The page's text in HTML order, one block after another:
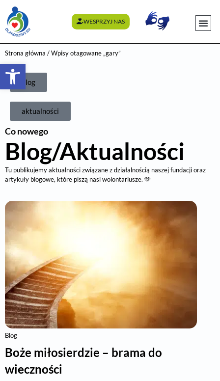
WESPRZYJ NAS
Strona główna / Wpisy otagowane „gary”
blog
aktualności
Co nowego
Blog/Aktualności
Tu publikujemy aktualności związane z działalnością naszej fundacji oraz
artykuły blogowe, które piszą nasi wolontariusze. 🫶
Blog
Boże miłosierdzie – brama do
wieczności
Otwórz pasek narzędzi